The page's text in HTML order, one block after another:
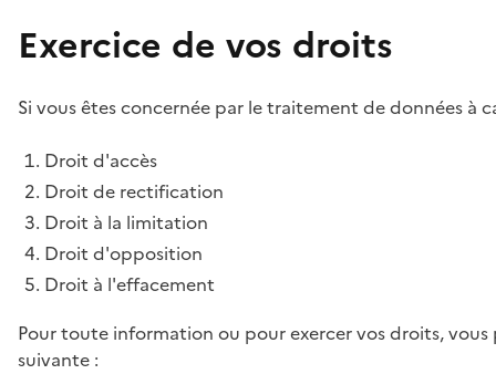
Exercice de vos droits
Si vous êtes concernée par le traitement de données à
Droit d'accès
Droit de rectification
Droit à la limitation
Droit d'opposition
Droit à l'effacement
Pour toute information ou pour exercer vos droits,
suivante :